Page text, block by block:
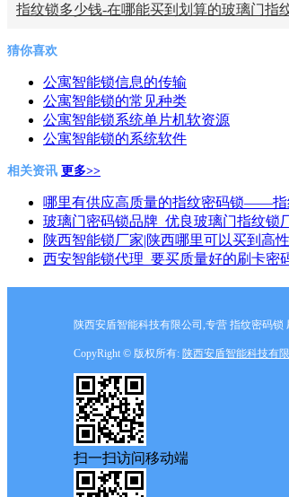
指纹锁多少钱-在哪能买到划算的玻璃门指
猜你喜欢
公寓智能锁信息的传输
公寓智能锁的常见种类
公寓智能锁系统单片机软资源
公寓智能锁的系统软件
相关资讯 更多>>
哪里有供应高质量的指纹密码锁——指
玻璃门密码锁品牌_优良玻璃门指纹锁
陕西智能锁厂家|陕西哪里可以买到高
西安智能锁代理_要买质量好的刷卡密
陕西安盾智能科技有限公司,专营 指纹密码锁
CopyRight © 版权所有: 陕西安盾智能科技有
扫一扫访问移动端